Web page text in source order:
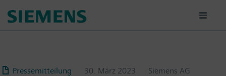
para
Pressemitteilung
30. März 2023
Siemens AG